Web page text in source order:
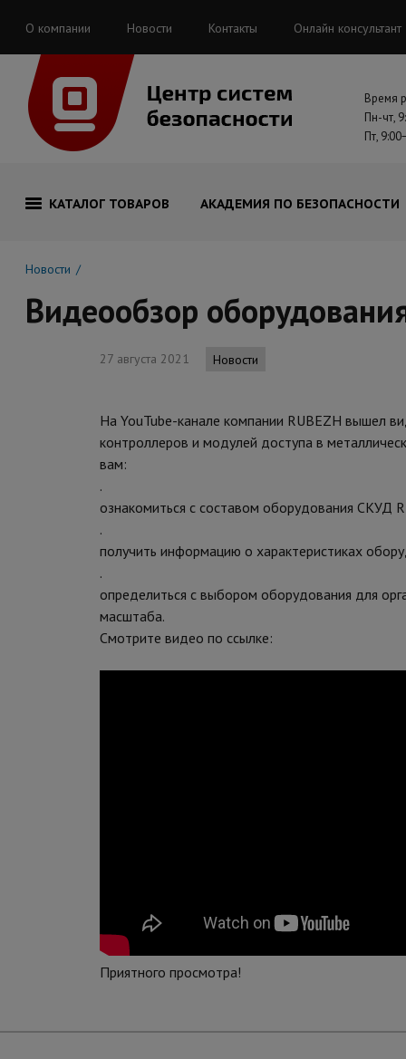
О компании Новости Контакты Онлайн консультант
Время
Пн-чт,
Пт,
КАТАЛОГ ТОВАРОВ АКАДЕМИЯ ПО БЕЗОПАСНОСТИ
Новости
Видеообзор
27 августа 2021 Новости
На YouTube-канале компании RUBEZH вышел
контроллеров и модулей доступа в
вам:
.
ознакомиться с составом оборудования СКУД
.
получить информацию о характеристиках
.
определиться с выбором оборудования для
масштаба.
Смотрите видео по ссылке:
Приятного просмотра!